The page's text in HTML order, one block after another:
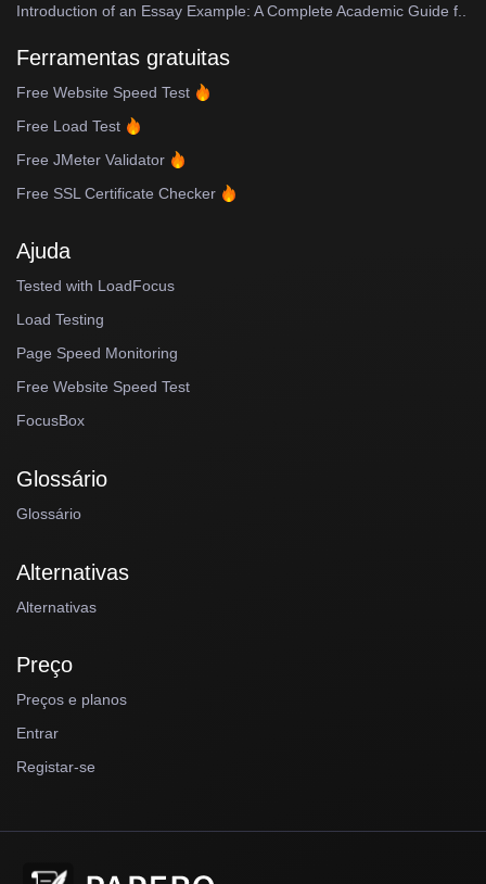
Introduction of an Essay Example: A Complete Academic Guide f..
Ferramentas gratuitas
Free Website Speed Test
Free Load Test
Free JMeter Validator
Free SSL Certificate Checker
Ajuda
Tested with LoadFocus
Load Testing
Page Speed Monitoring
Free Website Speed Test
FocusBox
Glossário
Glossário
Alternativas
Alternativas
Preço
Preços e planos
Entrar
Registar-se